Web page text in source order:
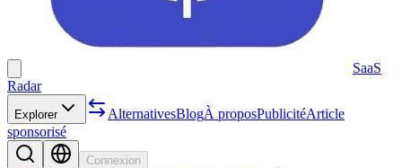
SaaS
Radar
Explorer AlternativesBlogÀ proposPublicitéArticle
sponsorisé
Connexion